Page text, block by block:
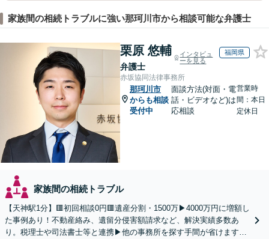
家族間の相続トラブルに強い那珂川市から相談可能な弁護士
栗原 悠輔
弁護士
インタビュ
ーを見る
福岡県
赤坂協同法律事務所
那珂川市
からも相談
受付中
面談方法(対面・電
話・ビデオなど)は
応相談
営業時
間：本日
定休日
家族間の相続トラブル
【天神駅1分】🟥初回相談0円🟥遺産分割・1500万▶4000万円に増額し
た事例あり！不動産絡み、遺留分侵害額請求など、解決実績多数あ
り。税理士や司法書士等と連携▶他の事務所を探す手間が省けます！